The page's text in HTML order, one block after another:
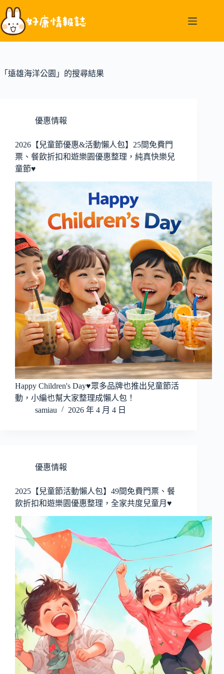
跳
至
主
要
「遠雄海洋公園」的搜尋結果
優惠情報
2026【兒童節優惠&活動懶人包】25間免費門
票、餐飲折扣和遊樂園優惠整理，純真快樂兒
童節♥
Happy Children's Day♥眾多品牌也推出兒童節活
動，小編也幫大家整理成懶人包！
samiau
2026 年 4 月 4 日
優惠情報
2025【兒童節活動懶人包】49間免費門票、餐
飲折扣和遊樂園優惠整理，全家共度兒童月♥